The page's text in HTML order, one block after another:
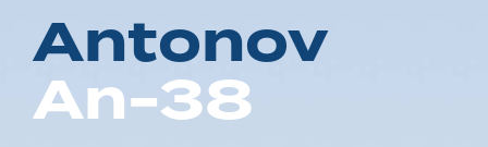
Antonov
An-38